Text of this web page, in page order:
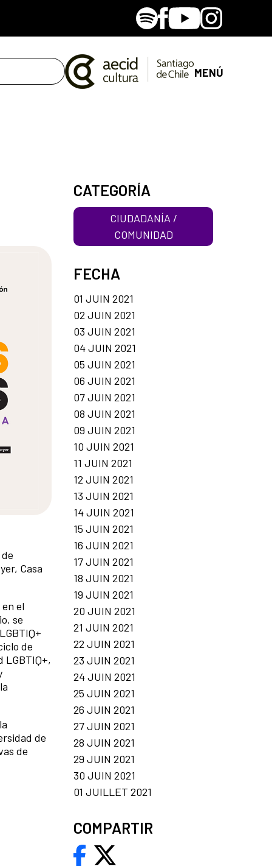
SpotifyFacebook
YoutubeInstagram
MENÚ
Casa
el
se
de
de
de
CATEGORÍA
CIUDADANÍA /
COMUNIDAD
FECHA
01 JUIN 2021
02 JUIN 2021
03 JUIN 2021
04 JUIN 2021
05 JUIN 2021
06 JUIN 2021
07 JUIN 2021
08 JUIN 2021
09 JUIN 2021
10 JUIN 2021
11 JUIN 2021
12 JUIN 2021
13 JUIN 2021
14 JUIN 2021
15 JUIN 2021
16 JUIN 2021
17 JUIN 2021
18 JUIN 2021
19 JUIN 2021
20 JUIN 2021
21 JUIN 2021
22 JUIN 2021
23 JUIN 2021
24 JUIN 2021
25 JUIN 2021
26 JUIN 2021
27 JUIN 2021
28 JUIN 2021
29 JUIN 2021
30 JUIN 2021
01 JUILLET 2021
COMPARTIR